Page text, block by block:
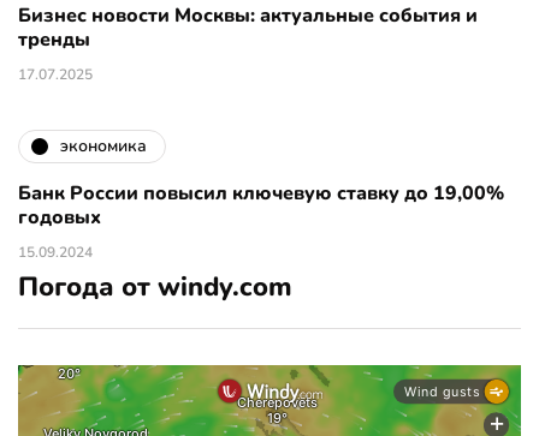
Бизнес новости Москвы: актуальные события и
тренды
17.07.2025
экономика
Банк России повысил ключевую ставку до 19,00%
годовых
15.09.2024
Погода от windy.com